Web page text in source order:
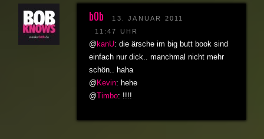
b0b
13. JANUAR 2011
11:47 UHR
@ kanU: die ärsche im big butt book sind
einfach nur dick.. manchmal nicht mehr
schön.. haha
@ Kevin: hehe
@Timbo: !!!!